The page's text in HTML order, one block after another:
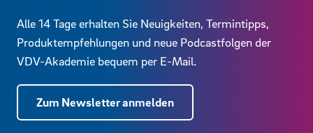
Alle 14 Tage erhalten Sie Neuigkeiten, Termintipps,
Produktempfehlungen und neue Podcastfolgen der
VDV-Akademie bequem per E-Mail.
Zum Newsletter anmelden